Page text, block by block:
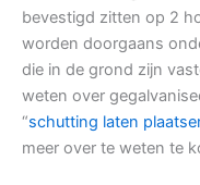
bevestigd zitten op 2
worden doorgaans
die in de grond zijn
weten over
“schutting laten
meer over te weten te